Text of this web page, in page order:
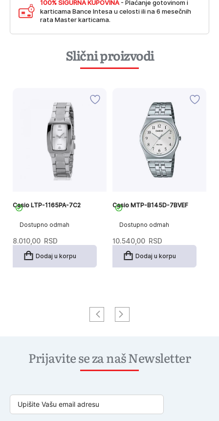
100% SIGURNA KUPOVINA - Plaćanje gotovinom i
karticama Bance Intesa u celosti ili na 6 mesečnih
rata Master karticama.
Slični proizvodi
Dostupno odmah
Casio LTP-1165PA-7C2
8.010,00 RSD
Dodaj u korpu
Dostupno odmah
Casio MTP-B145D-7BVEF
10.540,00 RSD
Dodaj u korpu
Prijavite se za naš Newsletter